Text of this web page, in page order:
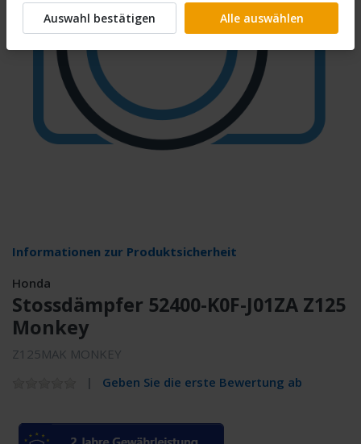
Informationen zur Produktsicherheit
Honda
Stossdämpfer 52400-K0F-J01ZA Z125
Monkey
Z125MAK MONKEY
Geben Sie die erste Bewertung ab
Auswahl bestätigen Alle auswählen